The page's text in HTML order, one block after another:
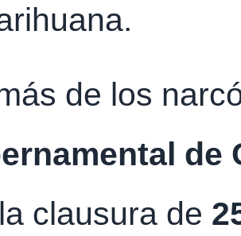
de los
de
clausura de